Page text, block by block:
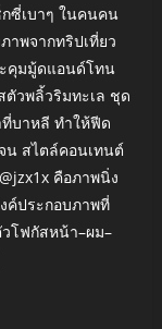
ซี่เบาๆ ในคนคน
าพจากทริปเที่ยว
คุมมู้ดแอนด์โทน
ตัวพลิ้วริมทะเล ชุด
บาหลี ทำให้ฟีด
น สไตล์คอนเทนต์
คือภาพนิ่ง
ค์ประกอบภาพที่
วโฟกัสหน้า–ผม–